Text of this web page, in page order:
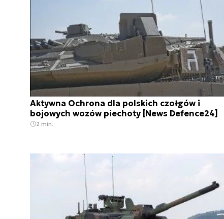
Aktywna Ochrona dla polskich czołgów i
bojowych wozów piechoty [News Defence24]
2 min.